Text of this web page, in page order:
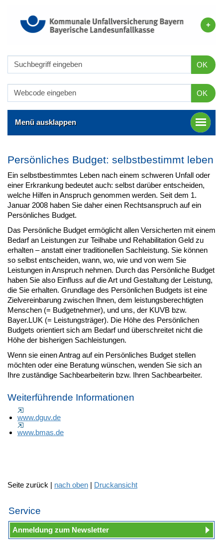
OK
OK
Menü ausklappen
Persönliches Budget: selbstbestimmt leben
Ein selbstbestimmtes Leben nach einem schweren Unfall oder
einer Erkrankung bedeutet auch: selbst darüber entscheiden,
welche Hilfen in Anspruch genommen werden. Seit dem 1.
Januar 2008 haben Sie daher einen Rechtsanspruch auf ein
Persönliches Budget.
Das Persönliche Budget ermöglicht allen Versicherten mit einem
Bedarf an Leistungen zur Teilhabe und Rehabilitation Geld zu
erhalten – anstatt einer traditionellen Sachleistung. Sie können
so selbst entscheiden, wann, wo, wie und von wem Sie
Leistungen in Anspruch nehmen. Durch das Persönliche Budget
haben Sie also Einfluss auf die Art und Gestaltung der Leistung,
die Sie erhalten. Grundlage des Persönlichen Budgets ist eine
Zielvereinbarung zwischen Ihnen, dem leistungsberechtigten
Menschen (= Budgetnehmer), und uns, der KUVB bzw.
Bayer.LUK (= Leistungsträger). Die Höhe des Persönlichen
Budgets orientiert sich am Bedarf und überschreitet nicht die
Höhe der bisherigen Sachleistungen.
Wenn sie einen Antrag auf ein Persönliches Budget stellen
möchten oder eine Beratung wünschen, wenden Sie sich an
Ihre zuständige Sachbearbeiterin bzw. Ihren Sachbearbeiter.
Weiterführende Informationen
www.dguv.de
www.bmas.de
Seite zurück | nach oben | Druckansicht
Service
Anmeldung zum Newsletter